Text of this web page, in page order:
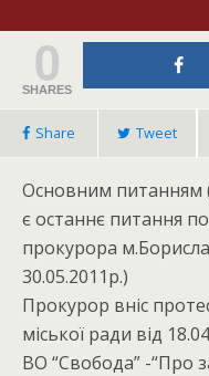
0
SHARES
Share Tweet
Основним питанням
є останнє питання
прокурора
30.05.2011р.)
Прокурор вніс
міської ради від
ВО “Свобода” -“Про